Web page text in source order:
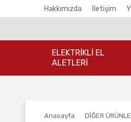
Hakkımızda İletişim
ELEKTRİKLİ EL
ALETLERİ
Anasayfa DİĞER